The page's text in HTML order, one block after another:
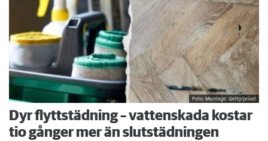
Foto: Montage: Getty/privat
Dyr flyttstädning – vattenskada kostar
tio gånger mer än slutstädningen